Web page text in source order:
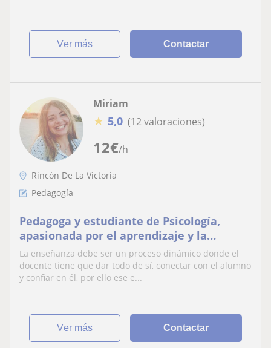
ver más Contactar
12€/h
Miriam
★ 5,0 (12 valoraciones)
Rincón De La Victoria
Pedagogía
Pedagoga y estudiante de Psicología,
apasionada por el aprendizaje y la
enseñanza que quiere apoyar a todo
aquel que lo necesite.
La enseñanza debe ser un proceso dinámico donde el
docente tiene que dar todo de sí, conectar con el alumno
y confiar en él, por ello ese e...
ver más Contactar